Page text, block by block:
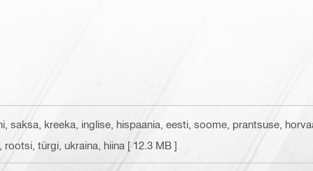
saksa, kreeka, inglise, hispaania, eesti, soome, prantsuse,
rootsi, türgi, ukraina, hiina [ 12.3 MB ]